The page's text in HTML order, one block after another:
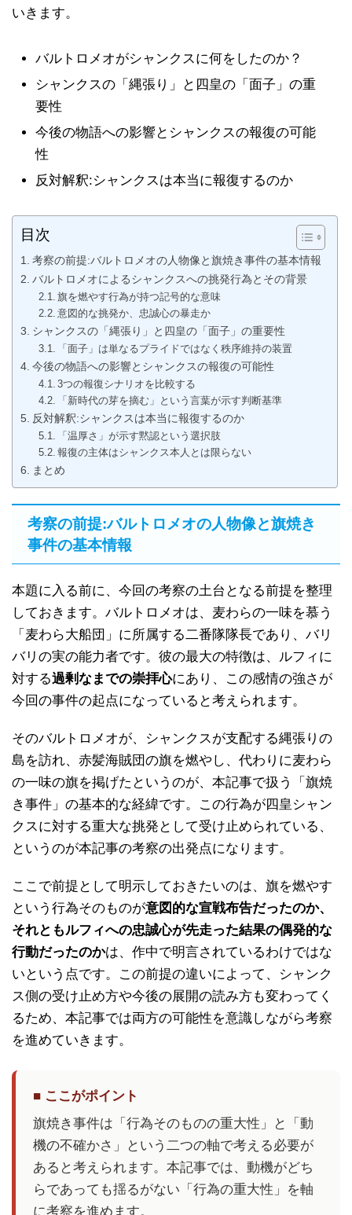
いきます。
バルトロメオがシャンクスに何をしたのか？
シャンクスの「縄張り」と四皇の「面子」の重
要性
今後の物語への影響とシャンクスの報復の可能
性
反対解釈:シャンクスは本当に報復するのか
目次
考察の前提:バルトロメオの人物像と旗焼き事件の基本情報
バルトロメオによるシャンクスへの挑発行為とその背景
旗を燃やす行為が持つ記号的な意味
意図的な挑発か、忠誠心の暴走か
シャンクスの「縄張り」と四皇の「面子」の重要性
「面子」は単なるプライドではなく秩序維持の装置
今後の物語への影響とシャンクスの報復の可能性
3つの報復シナリオを比較する
「新時代の芽を摘む」という言葉が示す判断基準
反対解釈:シャンクスは本当に報復するのか
「温厚さ」が示す黙認という選択肢
報復の主体はシャンクス本人とは限らない
まとめ
考察の前提:バルトロメオの人物像と旗焼き
事件の基本情報
本題に入る前に、今回の考察の土台となる前提を整理
しておきます。バルトロメオは、麦わらの一味を慕う
「麦わら大船団」に所属する二番隊隊長であり、バリ
バリの実の能力者です。彼の最大の特徴は、ルフィに
対する過剰なまでの崇拝心にあり、この感情の強さが
今回の事件の起点になっていると考えられます。
そのバルトロメオが、シャンクスが支配する縄張りの
島を訪れ、赤髪海賊団の旗を燃やし、代わりに麦わら
の一味の旗を掲げたというのが、本記事で扱う「旗焼
き事件」の基本的な経緯です。この行為が四皇シャン
クスに対する重大な挑発として受け止められている、
というのが本記事の考察の出発点になります。
ここで前提として明示しておきたいのは、旗を燃やす
という行為そのものが意図的な宣戦布告だったのか、
それともルフィへの忠誠心が先走った結果の偶発的な
行動だったのかは、作中で明言されているわけではな
いという点です。この前提の違いによって、シャンク
ス側の受け止め方や今後の展開の読み方も変わってく
るため、本記事では両方の可能性を意識しながら考察
を進めていきます。
■ ここがポイント
旗焼き事件は「行為そのものの重大性」と「動
機の不確かさ」という二つの軸で考える必要が
あると考えられます。本記事では、動機がどち
らであっても揺るがない「行為の重大性」を軸
に考察を進めます。